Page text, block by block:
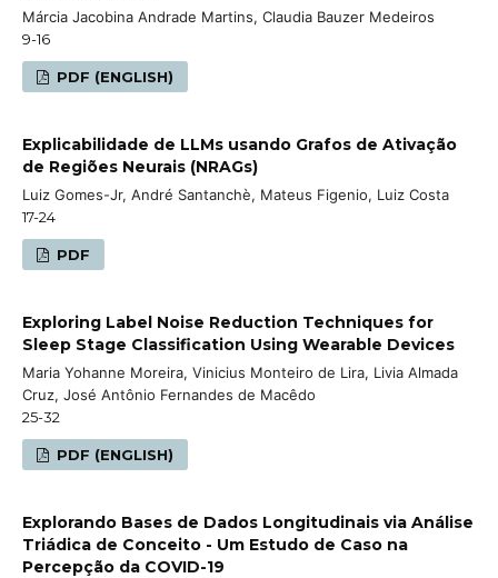
Márcia Jacobina Andrade Martins, Claudia Bauzer Medeiros
9-16
PDF (ENGLISH)
Explicabilidade de LLMs usando Grafos de Ativação
de Regiões Neurais (NRAGs)
Luiz Gomes-Jr, André Santanchè, Mateus Figenio, Luiz Costa
17-24
PDF
Exploring Label Noise Reduction Techniques for
Sleep Stage Classification Using Wearable Devices
Maria Yohanne Moreira, Vinicius Monteiro de Lira, Livia Almada
Cruz, José Antônio Fernandes de Macêdo
25-32
PDF (ENGLISH)
Explorando Bases de Dados Longitudinais via Análise
Triádica de Conceito - Um Estudo de Caso na
Percepção da COVID-19